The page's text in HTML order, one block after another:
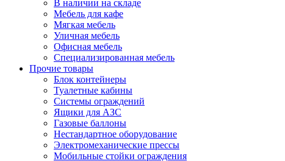
В наличии на складе
Мебель для кафе
Мягкая мебель
Уличная мебель
Офисная мебель
Специализированная мебель
Прочие товары
Блок контейнеры
Туалетные кабины
Системы ограждений
Ящики для АЗС
Газовые баллоны
Нестандартное оборудование
Электромеханические прессы
Мобильные стойки ограждения